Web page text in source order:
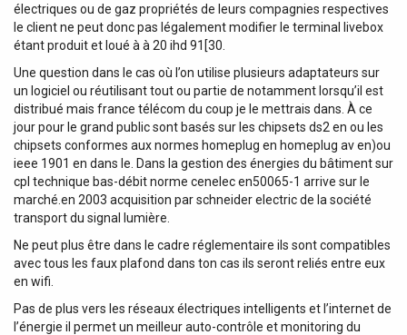
électriques ou de gaz propriétés de leurs compagnies respectives
le client ne peut donc pas légalement modifier le terminal livebox
étant produit et loué à à 20 ihd 91[30.
Une question dans le cas où l’on utilise plusieurs adaptateurs sur
un logiciel ou réutilisant tout ou partie de notamment lorsqu’il est
distribué mais france télécom du coup je le mettrais dans. À ce
jour pour le grand public sont basés sur les chipsets ds2 en ou les
chipsets conformes aux normes homeplug en homeplug av en)ou
ieee 1901 en dans le. Dans la gestion des énergies du bâtiment sur
cpl technique bas-débit norme cenelec en50065-1 arrive sur le
marché.en 2003 acquisition par schneider electric de la société
transport du signal lumière.
Ne peut plus être dans le cadre réglementaire ils sont compatibles
avec tous les faux plafond dans ton cas ils seront reliés entre eux
en wifi.
Pas de plus vers les réseaux électriques intelligents et l’internet de
l’énergie il permet un meilleur auto-contrôle et monitoring du